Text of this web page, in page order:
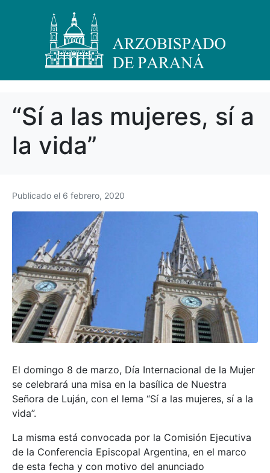
“Sí a las mujeres, sí a
la vida”
Publicado el 6 febrero, 2020
El domingo 8 de marzo, Día Internacional de la Mujer
se celebrará una misa en la basílica de Nuestra
Señora de Luján, con el lema “Sí a las mujeres, sí a la
vida”.
La misma está convocada por la Comisión Ejecutiva
de la Conferencia Episcopal Argentina, en el marco
de esta fecha y con motivo del anunciado